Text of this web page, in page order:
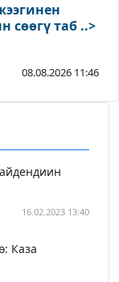
таб ..>
08.08.2026 11:46
16.02.2023 13:40
Каза